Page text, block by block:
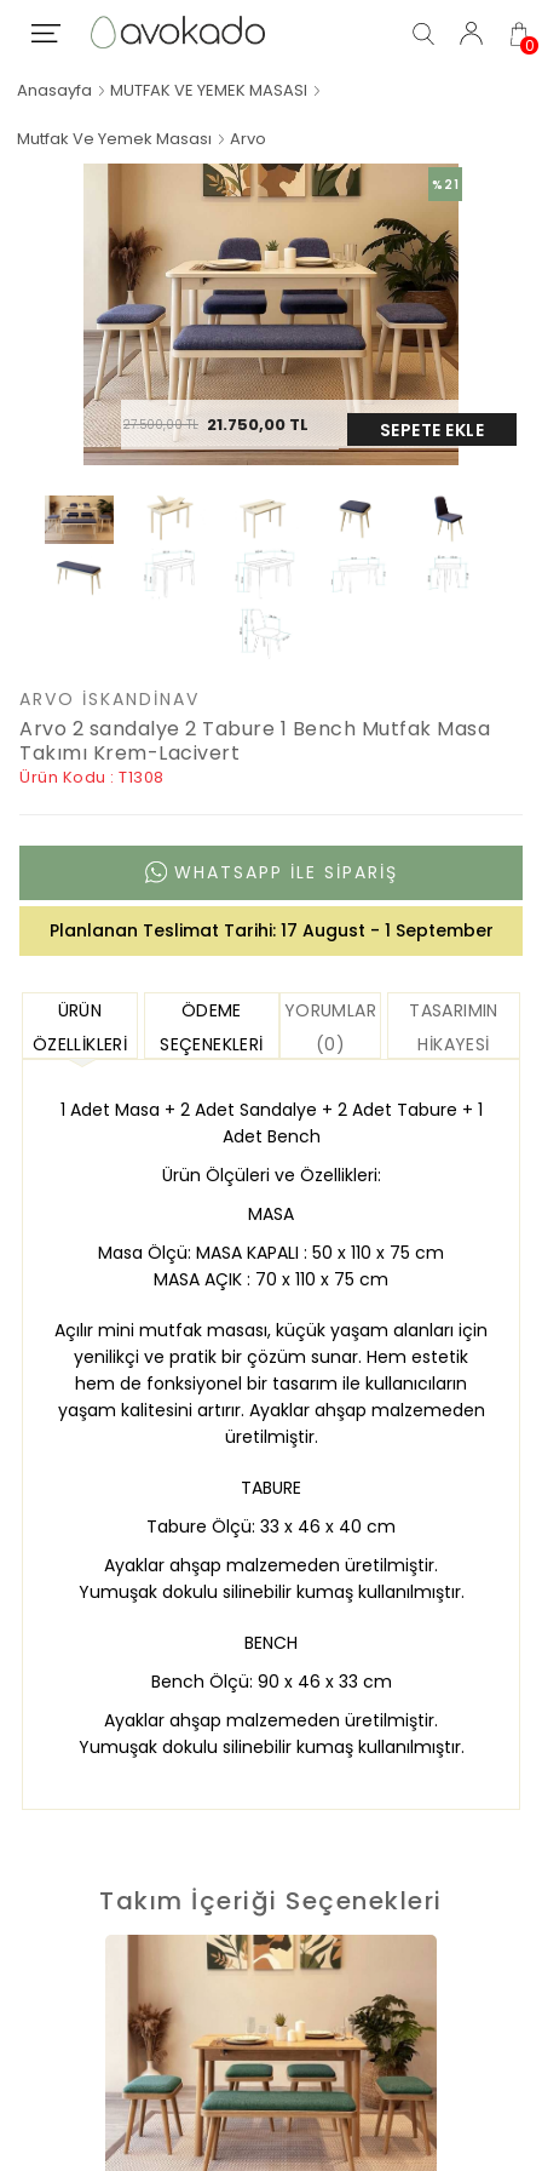
0
Anasayfa MUTFAK VE YEMEK MASASI
Mutfak Ve Yemek Masası Arvo
27.500,00TL 21.750,00 TL SEPETE EKLE
%21
ARVO İSKANDINAV
Arvo 2 sandalye 2 Tabure 1 Bench Mutfak Masa
Takımı Krem-Lacivert
Ürün Kodu : T1308
WHATSAPP ILE SIPARIŞ
Planlanan Teslimat Tarihi: 17 August - 1 September
ÜRÜN
ÖZELLIKLERI
ÖDEME
SEÇENEKLERI
YORUMLAR
(0)
TASARIMIN
HIKAYESI
1 Adet Masa + 2 Adet Sandalye + 2 Adet Tabure + 1
Adet Bench
Ürün Ölçüleri ve Özellikleri:
MASA
Masa Ölçü: MASA KAPALI : 50 x 110 x 75 cm
MASA AÇIK : 70 x 110 x 75 cm
Açılır mini mutfak masası, küçük yaşam alanları için
yenilikçi ve pratik bir çözüm sunar. Hem estetik
hem de fonksiyonel bir tasarım ile kullanıcıların
yaşam kalitesini artırır. Ayaklar ahşap malzemeden
üretilmiştir.
TABURE
Tabure Ölçü: 33 x 46 x 40 cm
Ayaklar ahşap malzemeden üretilmiştir.
Yumuşak dokulu silinebilir kumaş kullanılmıştır.
BENCH
Bench Ölçü: 90 x 46 x 33 cm
Ayaklar ahşap malzemeden üretilmiştir.
Yumuşak dokulu silinebilir kumaş kullanılmıştır.
Takım İçeriği Seçenekleri